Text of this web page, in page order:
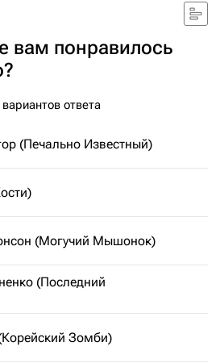
вам понравилось
ответа
(Печально Известный)
(Могучий Мышонок)
(Последний
Зомби)